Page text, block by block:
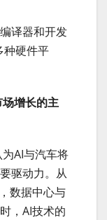
译器和开发
种硬件平
增长的主
AI与汽车将
驱动力。从
数据中心与
，AI技术的